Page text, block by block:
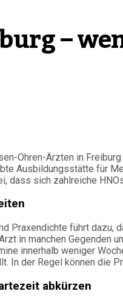
–
Ohren-Ärzten in
Ausbildungsstätte für
dass sich zahlreiche
Praxendichte führt dazu,
in manchen Gegenden
innerhalb weniger
In der Regel können die
abkürzen